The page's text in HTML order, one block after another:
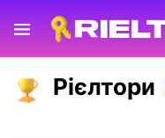
Рієлтори